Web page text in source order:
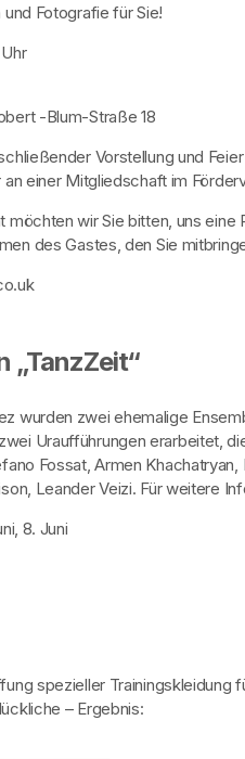
Fotografie für Sie!
-Blum-Straße 18
Vorstellung und
einer Mitgliedschaft im
wir Sie bitten, uns
des Gastes, den Sie
„TanzZeit“
wurden zwei ehemalige
Uraufführungen erarbeitet,
Fossat, Armen
Leander Veizi. Für weitere
8. Juni
spezieller
– Ergebnis: